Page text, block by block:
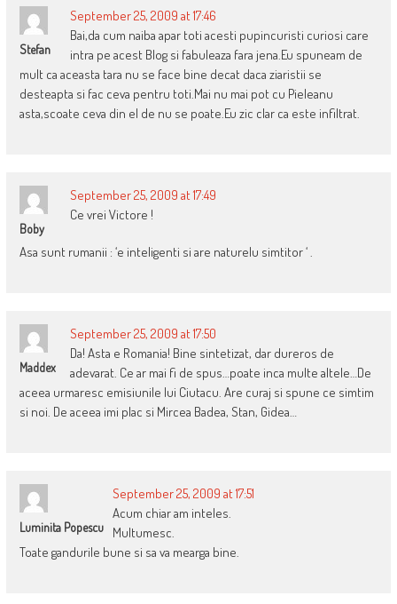
Stefan
September 25, 2009 at 17:46
Bai,da cum naiba apar toti acesti pupincuristi curiosi care
intra pe acest Blog si fabuleaza fara jena.Eu spuneam de
mult ca aceasta tara nu se face bine decat daca ziaristii se
desteapta si fac ceva pentru toti.Mai nu mai pot cu Pieleanu
asta,scoate ceva din el de nu se poate.Eu zic clar ca este infiltrat.
Boby
September 25, 2009 at 17:49
Ce vrei Victore !
Asa sunt rumanii : ‘e inteligenti si are naturelu simtitor ‘ .
Maddex
September 25, 2009 at 17:50
Da! Asta e Romania! Bine sintetizat, dar dureros de
adevarat. Ce ar mai fi de spus…poate inca multe altele…De
aceea urmaresc emisiunile lui Ciutacu. Are curaj si spune ce simtim
si noi. De aceea imi plac si Mircea Badea, Stan, Gidea…
Luminita Popescu
September 25, 2009 at 17:51
Acum chiar am inteles.
Multumesc.
Toate gandurile bune si sa va mearga bine.